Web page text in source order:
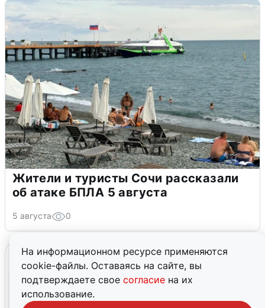
На информационном ресурсе применяются
cookie-файлы. Оставаясь на сайте, вы
подтверждаете свое согласие на их
использование.
Жители и туристы Сочи рассказали
об атаке БПЛА 5 августа
5 августа 0